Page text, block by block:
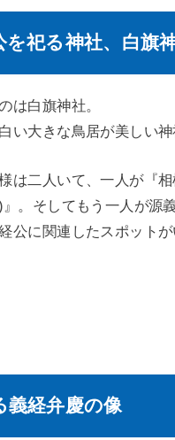
を祀る神社、白旗
は白旗神社。
い大きな鳥居が美しい神
は二人いて、一人が『
。そしてもう一人が源
公に関連したスポット
義経弁慶の像